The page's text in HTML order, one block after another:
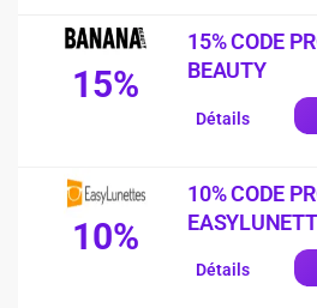
15%
15% CODE
BEAUTY
Détails
10%
10% CODE
Détails